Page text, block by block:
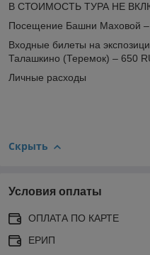
В СТОИМОСТЬ ТУРА НЕ
Посещение Башни Маховой –
Входные билеты на
Талашкино (Теремок) – 650
Личные расходы
Скрыть
Условия оплаты
ОПЛАТА ПО КАРТЕ
ЕРИП